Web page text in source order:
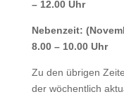
– 12.00 Uhr
Nebenzeit:
8.00 – 10.00 Uhr
Zu den übrigen
der wöchentlich